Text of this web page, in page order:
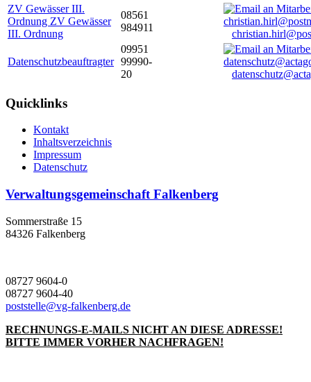
ZV Gewässer III.
Ordnung ZV Gewässer
III. Ordnung
08561
984911
Datenschutzbeauftragter
09951
99990-
20
Quicklinks
Kontakt
Inhaltsverzeichnis
Impressum
Datenschutz
Verwaltungsgemeinschaft Falkenberg
Sommerstraße 15
84326 Falkenberg
08727 9604-0
08727 9604-40
poststelle@vg-falkenberg.de
RECHNUNGS-E-MAILS NICHT AN DIESE ADRESSE!
BITTE IMMER VORHER NACHFRAGEN!